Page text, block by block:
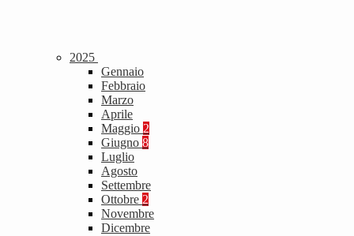
2025
Gennaio
Febbraio
Marzo
Aprile
Maggio 2
Giugno 8
Luglio
Agosto
Settembre
Ottobre 2
Novembre
Dicembre